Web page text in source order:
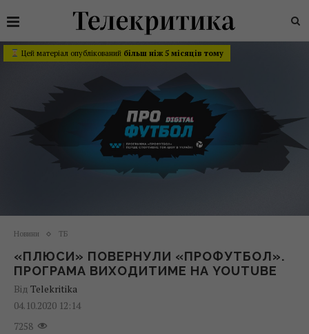
Цей матеріал опублікований більш ніж 5 місяців тому
Новини ТБ
«ПЛЮСИ» ПОВЕРНУЛИ «ПРОФУТБОЛ».
ПРОГРАМА ВИХОДИТИМЕ НА YOUTUBE
Від Telekritika
04.10.2020 12:14
7258